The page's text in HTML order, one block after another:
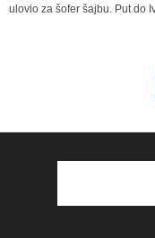
ulovio za šofer šajbu. Put do